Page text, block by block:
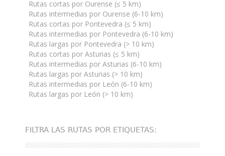
Rutas cortas por Ourense (≤ 5 km)
Rutas intermedias por Ourense (6-10 km)
Rutas cortas por Pontevedra (≤ 5 km)
Rutas intermedias por Pontevedra (6-10 km)
Rutas largas por Pontevedra (> 10 km)
Rutas cortas por Asturias (≤ 5 km)
Rutas intermedias por Asturias (6-10 km)
Rutas largas por Asturias (> 10 km)
Rutas intermedias por León (6-10 km)
Rutas largas por León (> 10 km)
FILTRA LAS RUTAS POR ETIQUETAS: